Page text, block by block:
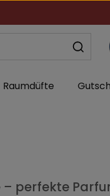
Raumdüfte
perfekte